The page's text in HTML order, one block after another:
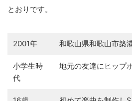
とおりです。
2001年 和歌山県和歌山市築
小学生時
代
地元の友達にヒップ